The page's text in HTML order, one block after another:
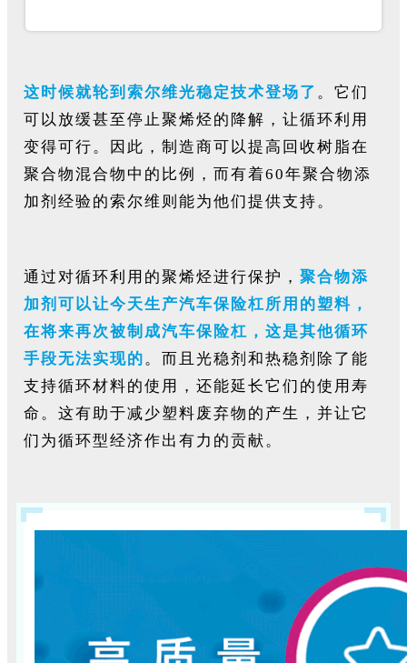
这时候就轮到索尔维光稳定技术登场了 。它们
可以放缓甚至停止聚烯烃的降解，让循环利用
变得可行。因此，制造商可以提高回收树脂在
聚合物混合物中的比例，而有着60年聚合物添
加剂经验的索尔维则能为他们提供支持。
通过对循环利用的聚烯烃进行保护， 聚合物添
加剂可以让今天生产汽车保险杠所用的塑料，
在将来再次被制成汽车保险杠，这是其他循环
手段无法实现的。而且光稳剂和热稳剂除了能
支持循环材料的使用，还能延长它们的使用寿
命。这有助于减少塑料废弃物的产生，并让它
们为循环型经济作出有力的贡献。